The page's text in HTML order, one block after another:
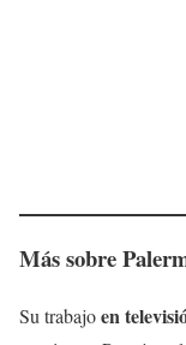
Más sobre
Su trabajoen